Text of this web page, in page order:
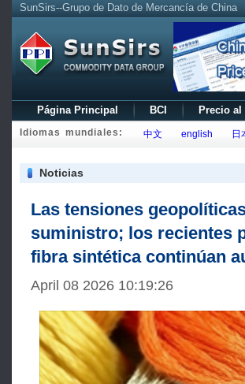
SunSirs--Grupo de Dato de Mercancía de China
Página Principal BCI Precio
Idiomas mundiales: 中文 english 日
Noticias
Las tensiones
suministro; los recientes
fibra sintética continúan
April 08 2026 10:19:26